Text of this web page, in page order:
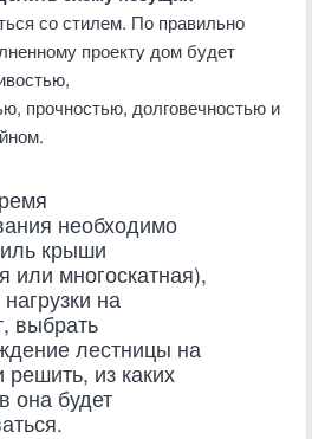
со стилем. По правильно
проекту дом будет
прочностью, долговечностью и
необходимо
крыши
или многоскатная),
на
выбрать
лестницы на
решить, из каких
она будет